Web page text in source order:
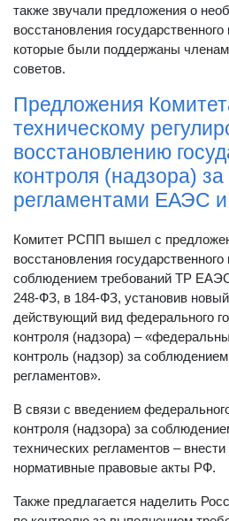
также звучали предложения о
восстановления
которые были поддержаны
советов.
Предложения
техническому
восстановлению
контроля (надзора)
регламентами ЕАЭС
Комитет РСПП вышел с
восстановления
соблюдением требований ТР
248-ФЗ, в 184-ФЗ, установив
действующий вид федерального
контроля (надзора) –
контроль (надзор) за
регламентов».
В связи с введением
контроля (надзора) за
технических регламентов –
нормативные правовые акты РФ.
Также предлагается наделить